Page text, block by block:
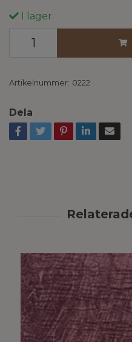
I lager.
Artikelnummer: 0222
Dela